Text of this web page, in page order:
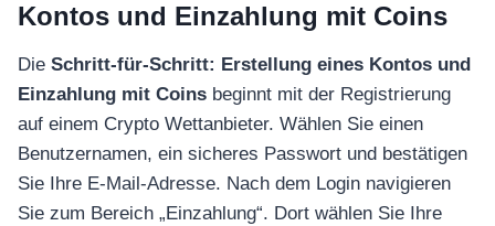
Kontos und Einzahlung mit Coins
Die Schritt-für-Schritt: Erstellung eines Kontos und
Einzahlung mit Coins beginnt mit der Registrierung
auf einem Crypto Wettanbieter. Wählen Sie einen
Benutzernamen, ein sicheres Passwort und bestätigen
Sie Ihre E-Mail-Adresse. Nach dem Login navigieren
Sie zum Bereich „Einzahlung“. Dort wählen Sie Ihre